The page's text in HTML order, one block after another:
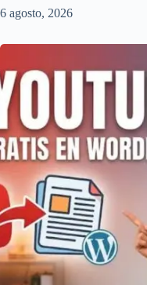
6 agosto, 2026